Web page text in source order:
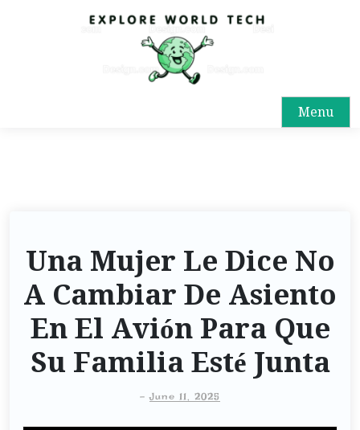
Menu
Una Mujer Le Dice No
A Cambiar De Asiento
En El Avión Para Que
Su Familia Esté Junta
-June 11, 2025